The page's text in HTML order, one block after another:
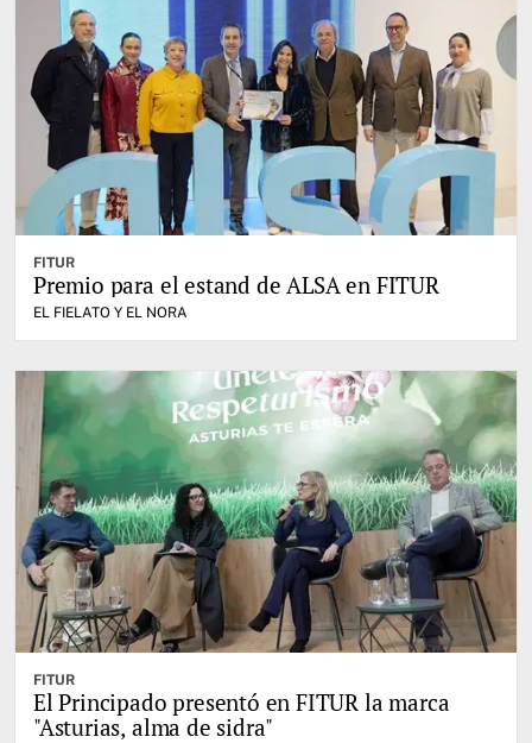
FITUR
Premio para el estand de ALSA en FITUR
EL FIELATO Y EL NORA
FITUR
El Principado presentó en FITUR la marca
"Asturias, alma de sidra"